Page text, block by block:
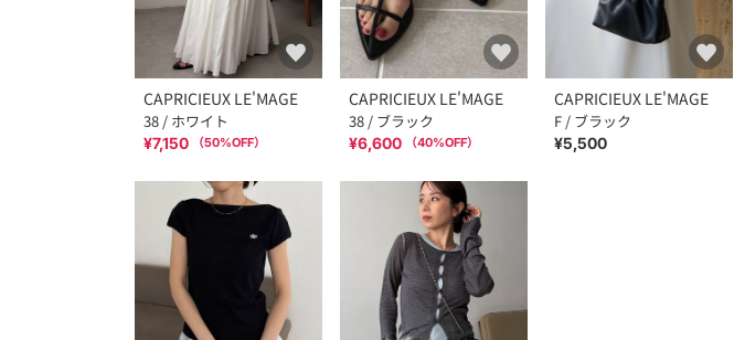
CAPRICIEUX LE'MAGE
38 / ホワイト
¥7,150 （50%OFF）
CAPRICIEUX LE'MAGE
38 / ブラック
¥6,600 （40%OFF）
CAPRICIEUX LE'MAGE
F / ブラック
¥5,500